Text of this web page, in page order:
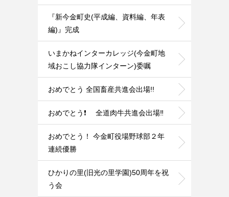
『新今金町史(平成編、資料編、年表
編)』完成
いまかねインターカレッジ(今金町地
域おこし協力隊インターン)委嘱
おめでとう 全国畜産共進会出場!!
おめでとう❗ 全道肉牛共進会出場‼️
おめでとう！ 今金町役場野球部２年
連続優勝
ひかりの里(旧光の里学園)50周年を祝
う会